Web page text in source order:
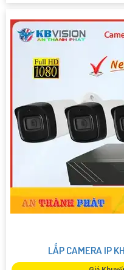
LẮP CAMERA IP